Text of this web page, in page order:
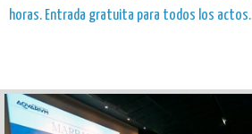
horas. Entrada gratuita para todos los actos.